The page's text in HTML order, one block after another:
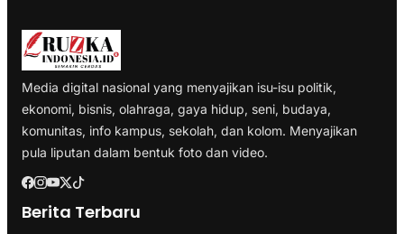
Media digital nasional yang menyajikan isu-isu politik,
ekonomi, bisnis, olahraga, gaya hidup, seni, budaya,
komunitas, info kampus, sekolah, dan kolom. Menyajikan
pula liputan dalam bentuk foto dan video.
Berita Terbaru